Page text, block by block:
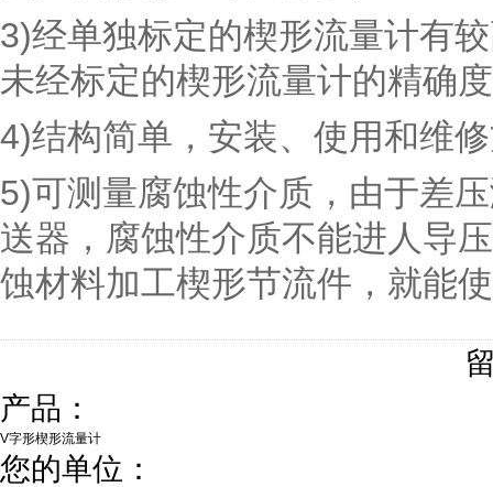
3)经单独标定的楔形流量计有
未经标定的楔形流量计的精确
4)结构简单，安装、使用和维
5)可测量腐蚀性介质，由于差
送器，腐蚀性介质不能进人导
蚀材料加工楔形节流件，就能
产品：
您的单位：